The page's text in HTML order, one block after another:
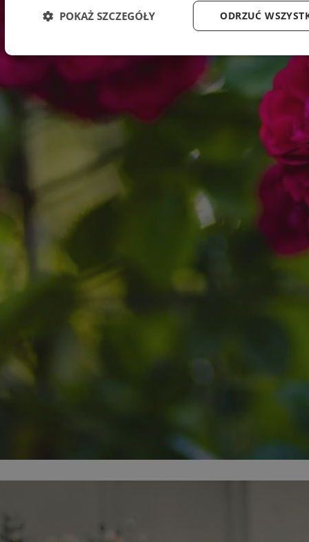
ODRZUĆ
POKAŻ SZCZEGÓŁY
Niezbędne Wydajność Targetowanie
Wydajność Targetowanie
Niezbędne pliki cookie umożliwiają korzystanie z podstawowych
zarządzanie kontem. Bez niezbędnych plików cookie nie można
Provider
Domena
przechowywania
QeSessID
YouTube
.youtube.com
tygodnie
Google Privacy Policy